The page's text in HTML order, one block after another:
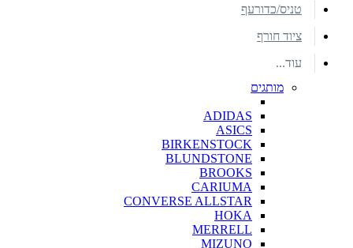
טניס/כדורעף
ציוד חורף
עוד...
מותגים
ADIDAS
ASICS
BIRKENSTOCK
BLUNDSTONE
BROOKS
CARIUMA
CONVERSE ALLSTAR
HOKA
MERRELL
MIZUNO